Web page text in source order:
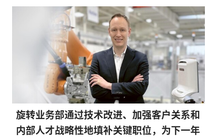
旋转业务部通过技术改进、加强客户关系和
内部人才战略性地填补关键职位，为下一年